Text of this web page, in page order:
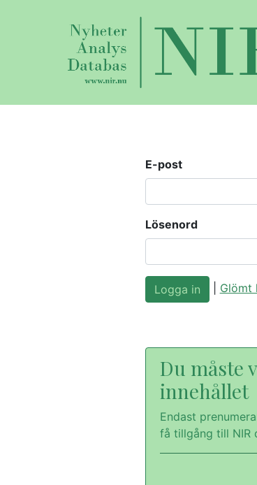
E-post
Lösenord
Glömt
Du måste
innehållet
Endast
få tillgång till NIR